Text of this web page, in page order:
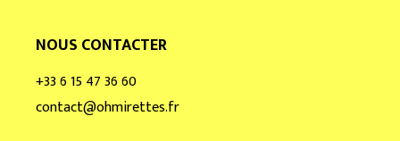
NOUS CONTACTER
+33 6 15 47 36 60
contact@ohmirettes.fr